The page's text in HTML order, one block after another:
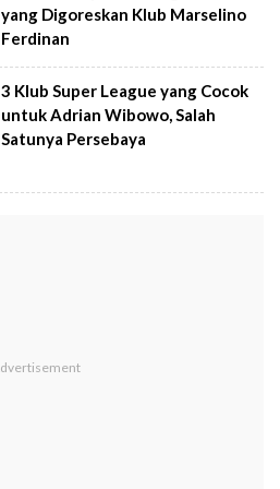
yang Digoreskan Klub Marselino
Ferdinan
3 Klub Super League yang Cocok
untuk Adrian Wibowo, Salah
Satunya Persebaya